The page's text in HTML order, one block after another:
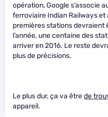
opération, Google s’associe
ferroviaire Indian Railways et
premières stations devraient
l’année, une centaine des
arriver en 2016. Le reste
plus de précisions.
Le plus dur, ça va êtrede
appareil.